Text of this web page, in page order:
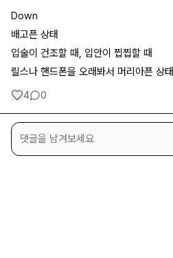
Down
배고픈 상태
입술이 건조할 때, 입안이 찝찝할 때
릴스나 핸드폰을 오래봐서 머리아픈 상태
4 0
댓글을 남겨보세요